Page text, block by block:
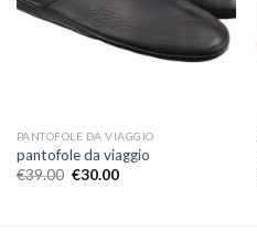
PANTOFOLE DA VIAGGIO
pantofole da viaggio
€39.00 €30.00